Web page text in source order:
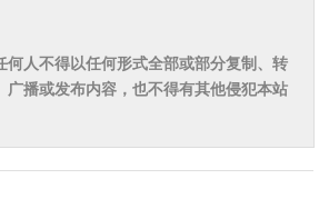
何人不得以任何形式全部或部分复制、转
广播或发布内容，也不得有其他侵犯本站